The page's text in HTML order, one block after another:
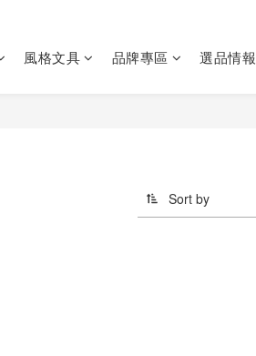
風格文具 品牌專區 選品情報
Sort by